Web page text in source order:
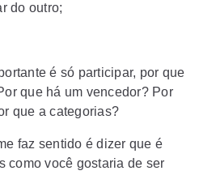
do outro;
é só participar, por que
que há um vencedor? Por
que a categorias?
faz sentido é dizer que é
como você gostaria de ser